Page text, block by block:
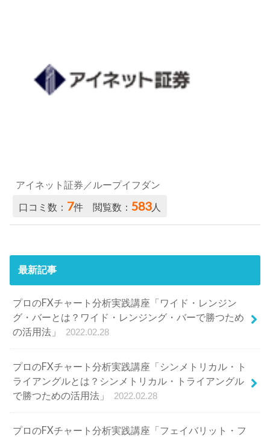
アイネット証券／ループイフダン
口コミ数： 7件 閲覧数：583人
最新記事
プロのFXチャート分析実践講座「ワイド・レンジン
グ・バーとは？ワイド・レンジング・バーで勝つため
の活用法」
2022.02.28
プロのFXチャート分析実践講座「シンメトリカル・ト
ライアングルとは？シンメトリカル・トライアングル
で勝つための活用法」
2022.02.28
プロのFXチャート分析実践講座「フェイバリット・フ